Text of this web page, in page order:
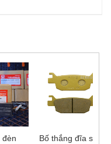
đèn
Bố thắng đĩa sau